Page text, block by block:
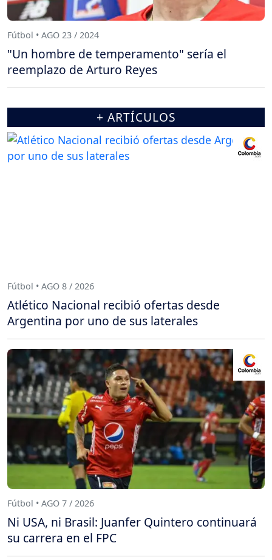
Fútbol • AGO 23 / 2024
"Un hombre de temperamento" sería el
reemplazo de Arturo Reyes
+ ARTÍCULOS
Fútbol • AGO 8 / 2026
Atlético Nacional recibió ofertas desde
Argentina por uno de sus laterales
Fútbol • AGO 7 / 2026
Ni USA, ni Brasil: Juanfer Quintero continuará
su carrera en el FPC